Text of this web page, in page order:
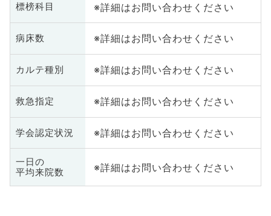
標榜科目 ※詳細はお問い合わせください
病床数 ※詳細はお問い合わせください
カルテ種別 ※詳細はお問い合わせください
救急指定 ※詳細はお問い合わせください
学会認定状況 ※詳細はお問い合わせください
一日の
平均来院数
※詳細はお問い合わせください